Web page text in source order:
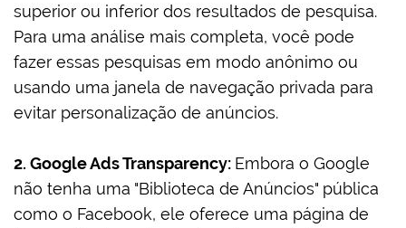
superior ou inferior dos resultados de pesquisa.
Para uma análise mais completa, você pode
fazer essas pesquisas em modo anônimo ou
usando uma janela de navegação privada para
evitar personalização de anúncios.
2. Google Ads Transparency: Embora o Google
não tenha uma "Biblioteca de Anúncios" pública
como o Facebook, ele oferece uma página de